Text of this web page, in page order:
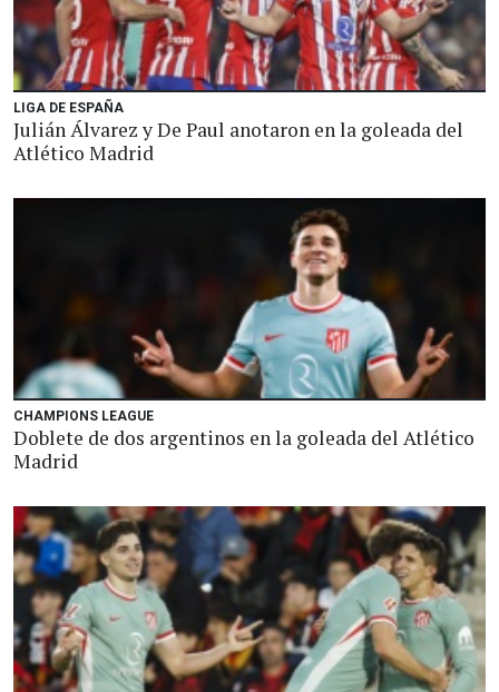
LIGA DE ESPAÑA
Julián Álvarez y De Paul anotaron en la goleada del
Atlético Madrid
CHAMPIONS LEAGUE
Doblete de dos argentinos en la goleada del Atlético
Madrid